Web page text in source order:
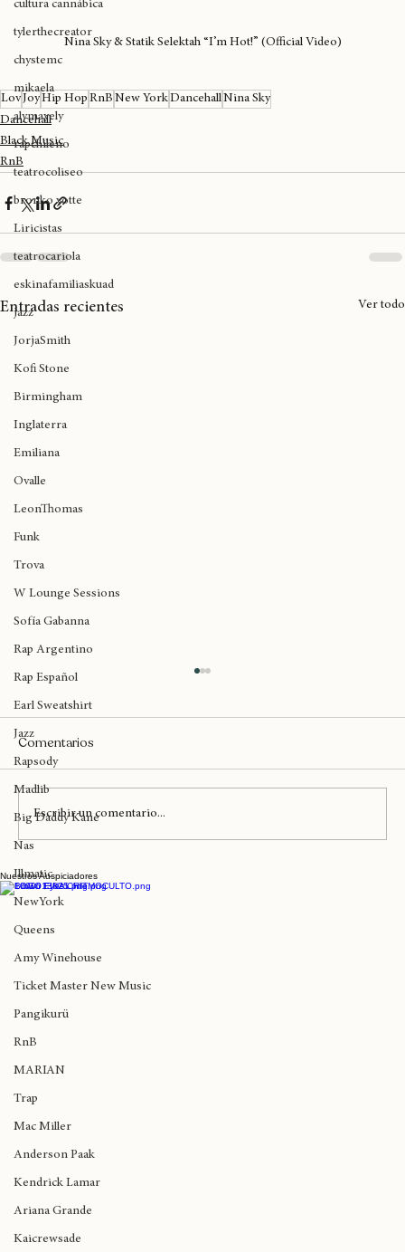
cultura cannábica
tylerthecreator
chystemc
mikaela
alymayely
rapchileno
teatrocoliseo
bronko yotte
teatrocariola
eskinafamiliaskuad
jazz
JorjaSmith
Kofi Stone
Birmingham
Inglaterra
Emiliana
Ovalle
LeonThomas
Funk
Trova
W Lounge Sessions
Sofía Gabanna
Rap Argentino
Rap Español
Earl Sweatshirt
Jazz
Rapsody
Madlib
Big Daddy Kane
Nas
Illmatic
NewYork
Queens
Amy Winehouse
Ticket Master New Music
Pangikurü
RnB
MARIAN
Trap
Mac Miller
Anderson Paak
Kendrick Lamar
Ariana Grande
LovJoyHip Hop
Dancehall
Black Music
Lauryn Hill y Erykah Badu llegan mañana
al Diaspora Calling en Londres
Comentarios
Nuestros Auspiciadores